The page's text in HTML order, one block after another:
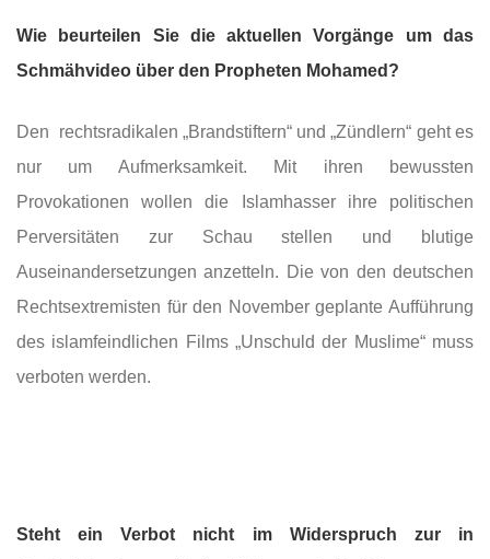
Wie beurteilen Sie die aktuellen Vorgänge um das
Schmähvideo über den Propheten Mohamed?
Den rechtsradikalen „Brandstiftern“ und „Zündlern“ geht es
nur um Aufmerksamkeit. Mit ihren bewussten
Provokationen wollen die Islamhasser ihre politischen
Perversitäten zur Schau stellen und blutige
Auseinandersetzungen anzetteln. Die von den deutschen
Rechtsextremisten für den November geplante Aufführung
des islamfeindlichen Films „Unschuld der Muslime“ muss
verboten werden.
Steht ein Verbot nicht im Widerspruch zur in